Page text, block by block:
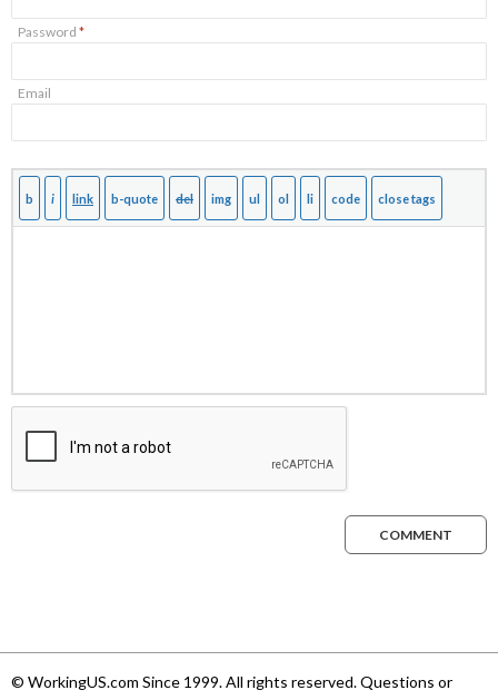
Password *
Email
COMMENT
© WorkingUS.com Since 1999. All rights reserved. Questions or